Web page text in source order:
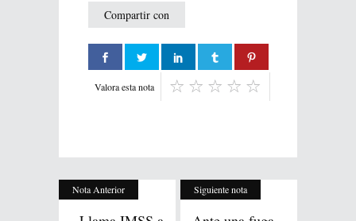
Compartir con
Valora esta nota
Nota Anterior Siguiente nota